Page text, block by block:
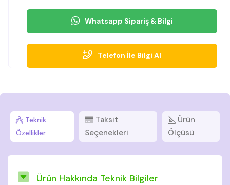
Whatsapp Sipariş & Bilgi
Telefon İle Bilgi Al
Teknik
Özellikler
Taksit
Seçenekleri
Ürün
Ölçüsü
Ürün Hakkında Teknik Bilgiler